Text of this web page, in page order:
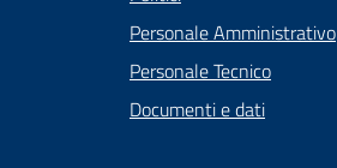
Personale Amministrativo
Personale Tecnico
Documenti e dati